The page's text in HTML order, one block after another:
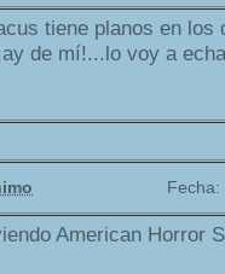
tiene planos en los
de mí!...lo voy a
Fecha:
American Horror